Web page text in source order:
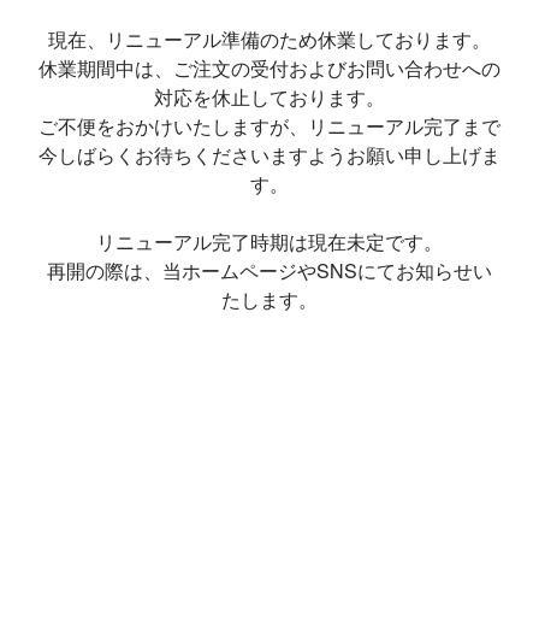
現在、リニューアル準備のため休業しております。
休業期間中は、ご注文の受付およびお問い合わせへの
対応を休止しております。
ご不便をおかけいたしますが、リニューアル完了まで
今しばらくお待ちくださいますようお願い申し上げま
す。
リニューアル完了時期は現在未定です。
再開の際は、当ホームページやSNSにてお知らせい
たします。